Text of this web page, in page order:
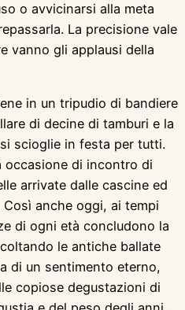
o avvicinarsi alla meta
La precisione vale
vanno gli applausi della
in un tripudio di bandiere
di decine di tamburi e la
scioglie in festa per tutti.
occasione di incontro di
arrivate dalle cascine ed
anche oggi, ai tempi
di ogni età concludono la
le antiche ballate
di un sentimento eterno,
copiose degustazioni di